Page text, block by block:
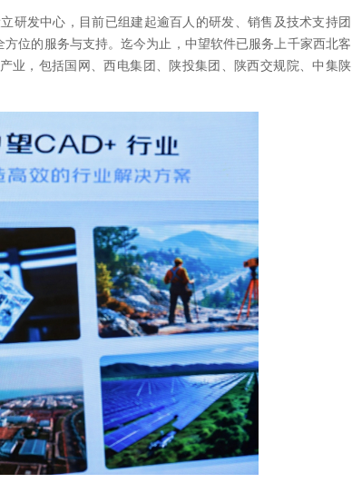
研发中心，目前已组建起逾百人的研发、销售及技术支持团
位的服务与支持。迄今为止，中望软件已服务上千家西北客
业，包括国网、西电集团、陕投集团、陕西交规院、中集陕